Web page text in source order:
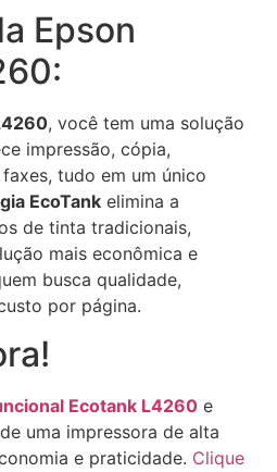
Epson
, você tem uma solução
impressão, cópia,
tudo em um único
EcoTank elimina a
de tinta tradicionais,
mais econômica e
busca qualidade,
por página.
Ecotank L4260 e
uma impressora de alta
e praticidade. Clique